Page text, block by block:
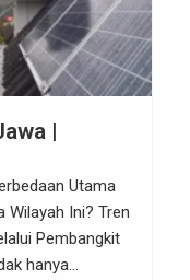
|
Utama
Wilayah Ini? Tren
Pembangkit
hanya